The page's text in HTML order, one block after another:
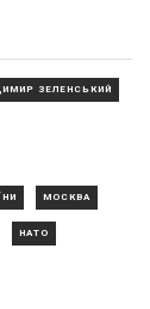
ЗЕЛЕНСЬКИЙ
МОСКВА
НАТО